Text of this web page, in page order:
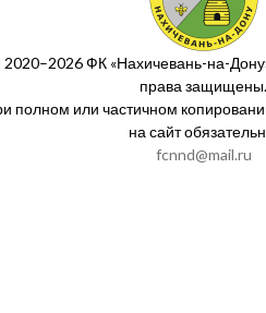
ФК «Нахичевань-на-
права защищены.
полном или частичном
на сайт
fcnnd@mail.ru